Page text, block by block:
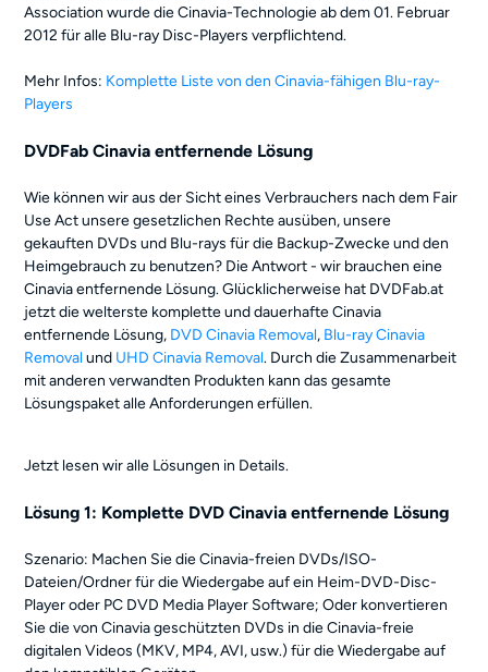
Association wurde die Cinavia-Technologie ab dem 01. Februar
2012 für alle Blu-ray Disc-Players verpflichtend.
Mehr Infos: Komplette Liste von den Cinavia-fähigen Blu-ray-
Players
DVDFab Cinavia entfernende Lösung
Wie können wir aus der Sicht eines Verbrauchers nach dem Fair
Use Act unsere gesetzlichen Rechte ausüben, unsere
gekauften DVDs und Blu-rays für die Backup-Zwecke und den
Heimgebrauch zu benutzen? Die Antwort - wir brauchen eine
Cinavia entfernende Lösung. Glücklicherweise hat DVDFab.at
jetzt die welterste komplette und dauerhafte Cinavia
entfernende Lösung, DVD Cinavia Removal, Blu-ray Cinavia
Removalund UHD Cinavia Removal. Durch die Zusammenarbeit
mit anderen verwandten Produkten kann das gesamte
Lösungspaket alle Anforderungen erfüllen.
Jetzt lesen wir alle Lösungen in Details.
Lösung 1: Komplette DVD Cinavia entfernende Lösung
Szenario: Machen Sie die Cinavia-freien DVDs/ISO-
Dateien/Ordner für die Wiedergabe auf ein Heim-DVD-Disc-
Player oder PC DVD Media Player Software; Oder konvertieren
Sie die von Cinavia geschützten DVDs in die Cinavia-freie
digitalen Videos (MKV, MP4, AVI, usw.) für die Wiedergabe auf